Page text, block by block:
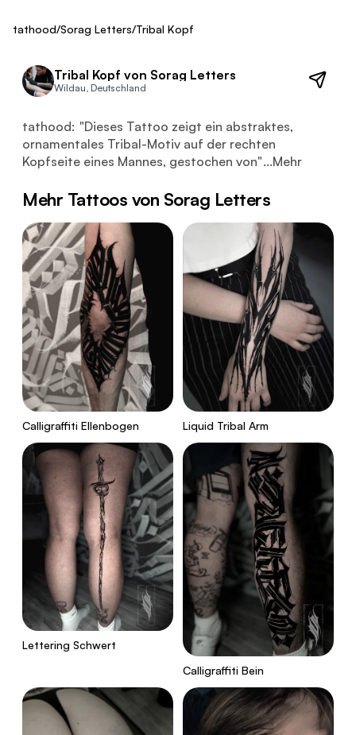
tathood/Sorag Letters/Tribal Kopf
Tribal Kopf von Sorag Letters
Wildau, Deutschland
Dieses Tattoo zeigt ein abstraktes, ornamentales
tathood: "Dieses Tattoo zeigt ein abstraktes,
ornamentales Tribal-Motiv auf der rechten
Kopfseite eines Mannes, gestochen von"...Mehr
Mehr Tattoos von Sorag Letters
Calligraffiti Ellenbogen Liquid Tribal Arm
Lettering Schwert
Calligraffiti Bein